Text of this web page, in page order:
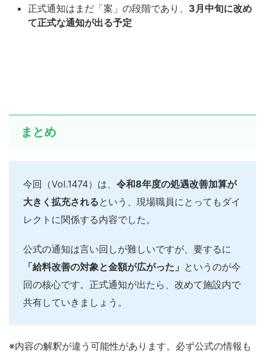
正式通知はまだ「案」の段階であり、 3月中旬に改め
て正式な通知が出る予定
まとめ
今回（Vol.1474）は、 令和8年度の処遇改善加算が
大きく拡充されるという、現場職員にとってもダイ
レクトに関係する内容でした。
公式の通知は言い回しが難しいですが、要するに
「給料改善の対象と金額が広がった」 というのが今
回の核心です。正式通知が出たら、改めて施設内で
共有していきましょう。
※内容の解釈が違う可能性があります。必ず公式の情報も